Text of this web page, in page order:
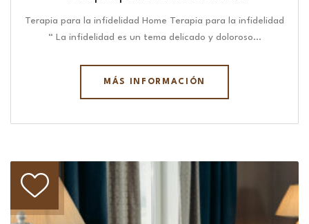
Terapia para la infidelidad Home Terapia para la infidelidad
“ La infidelidad es un tema delicado y doloroso…
MÁS INFORMACIÓN